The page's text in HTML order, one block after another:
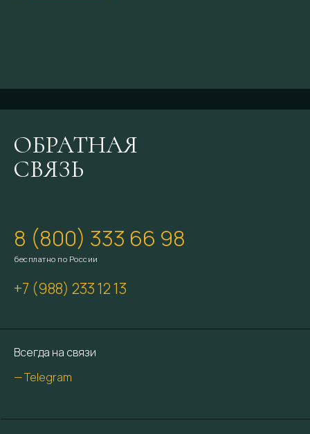
ОБРАТНАЯ
СВЯЗЬ
бесплатно по России
8 (800) 333 66 98
+7 (988) 233 12 13
Всегда на связи
— Telegram